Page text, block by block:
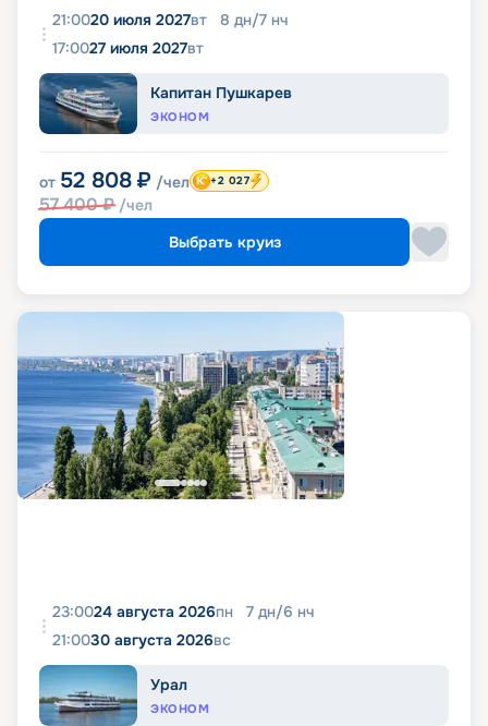
21:0020 июля 2027вт 8 дн/7 нч
17:0027 июля 2027вт
Капитан Пушкарев
ЭКОНОМ
от 52 808 ₽ /чел
57 400₽ /чел
+2 027
Выбрать круиз
23:0024 августа 2026пн 7 дн/6 нч
21:0030 августа 2026вс
Урал
ЭКОНОМ